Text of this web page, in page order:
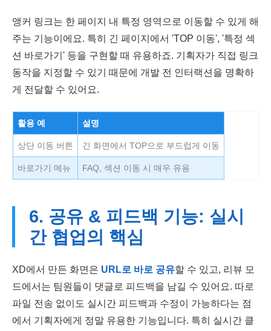
앵커 링크는 한 페이지 내 특정 영역으로 이동할 수 있게 해
주는 기능이에요. 특히 긴 페이지에서 'TOP 이동', '특정 섹
션 바로가기' 등을 구현할 때 유용하죠. 기획자가 직접 링크
동작을 지정할 수 있기 때문에 개발 전 인터랙션을 명확하
게 전달할 수 있어요.
활용 예 설명
상단 이동 버튼 긴 화면에서 TOP으로 부드럽게 이동
바로가기 메뉴 FAQ, 섹션 이동 시 매우 유용
6. 공유 & 피드백 기능: 실시
간 협업의 핵심
XD에서 만든 화면은 URL로 바로 공유할 수 있고, 리뷰 모
드에서는 팀원들이 댓글로 피드백을 남길 수 있어요. 따로
파일 전송 없이도 실시간 피드백과 수정이 가능하다는 점
에서 기획자에게 정말 유용한 기능입니다. 특히 실시간 클